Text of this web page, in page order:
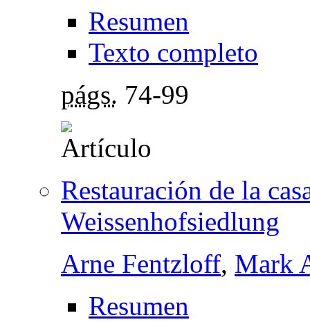
Resumen
Texto completo
págs. 74-99
Restauración de la
Weissenhofsiedlung
Arne Fentzloff, Mark
Resumen